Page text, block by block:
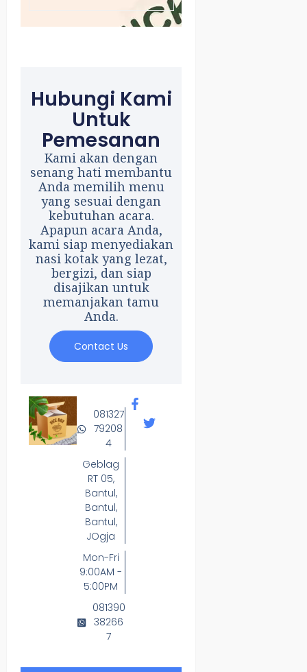
Hubungi Kami
Untuk
Pemesanan
Kami akan dengan
senang hati membantu
Anda memilih menu
yang sesuai dengan
kebutuhan acara.
Apapun acara Anda,
kami siap menyediakan
nasi kotak yang lezat,
bergizi, dan siap
disajikan untuk
memanjakan tamu
Anda.
Contact Us
081327
79208
4
Geblag
RT 05,
Bantul,
Bantul,
Bantul,
JOgja
Mon-Fri
9:00AM -
5:00PM
081390
38266
7